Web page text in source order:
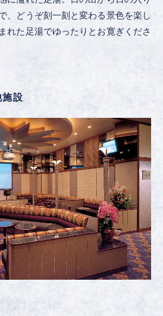
、どうぞ刻一刻と変わる景色を楽し
れた足湯でゆったりとお寛ぎくださ
設